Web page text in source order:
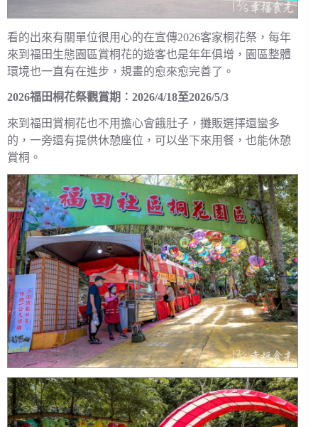
看的出來有關單位很用心的在宣傳2026客家桐花祭，每年
來到福田生態園區賞桐花的遊客也是年年俱增，園區整體
環境也一直有在進步，規畫的愈來愈完善了。
2026福田桐花祭觀賞期︰2026/4/18至2026/5/3
來到福田賞桐花也不用擔心會餓肚子，攤販選擇還蠻多
的，一旁還有提供休憩座位，可以坐下來用餐，也能休憩
賞桐。